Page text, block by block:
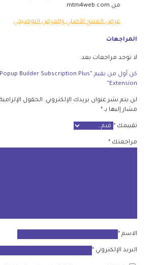
من mtm4web.com.
عرض المنتج الأصلي والعرض التوضيحي
المراجعات
لا توجد مراجعات بعد.
كن أول من يقيم “Popup Builder Subscription Plus
Extension”
لن يتم نشر عنوان بريدك الإلكتروني.
الحقول الإلزامية
مشار إليها بـ *
تقييمك *
مراجعتك *
الاسم *
البريد الإلكتروني *